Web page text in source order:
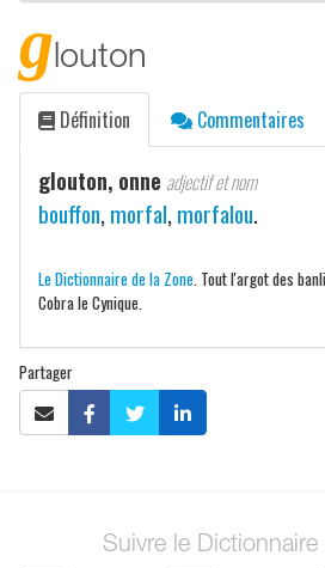
glouton
Définition Commentaires
glouton, onne adjectif et nom
bouffon, morfal, morfalou.
Le Dictionnaire de la Zone . Tout l'argot des
Cobra le Cynique.
Partager
Suivre le